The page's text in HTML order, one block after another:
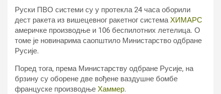
Руски ПВО системи су у протекла 24 часа оборили
дест ракета из вишецевног ракетног системаХИМАРС
америчке производње и 106 беспилотних летелица. О
томе је новинарима саопштило Министарство одбране
Русије.
Поред тога, према Министарству одбране Русије, на
брзину су оборене две вођене ваздушне бомбе
француске производње Хаммер.